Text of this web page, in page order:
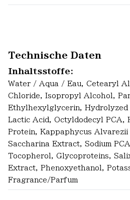
Technische Daten
Inhaltsstoffe:
Water / Aqua / Eau, Cetearyl
Chloride, Isopropyl Alcohol,
Ethylhexylglycerin, Hydrolyzed
Lactic Acid, Octyldodecyl PCA,
Protein, Kappaphycus
Saccharina Extract, Sodium
Tocopherol, Glycoproteins,
Extract, Phenoxyethanol,
Fragrance/Parfum